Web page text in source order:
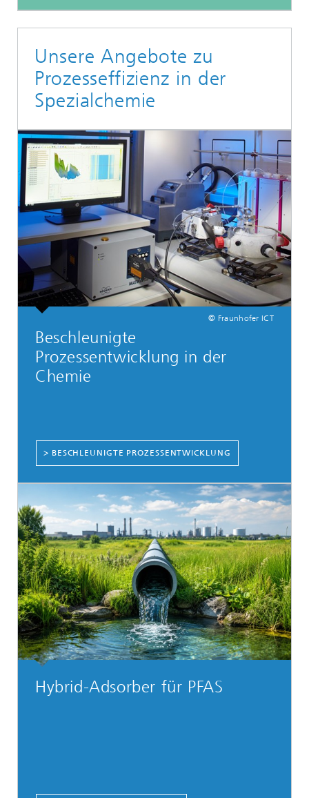
Unsere Angebote zu
Prozesseffizienz in der
Spezialchemie
© Fraunhofer ICT
Beschleunigte
Prozessentwicklung in der
Chemie
> BESCHLEUNIGTE PROZESSENTWICKLUNG
Hybrid-Adsorber für PFAS